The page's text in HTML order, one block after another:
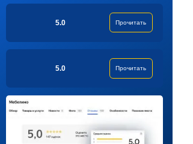
5.0 Прочитать
5.0 Прочитать